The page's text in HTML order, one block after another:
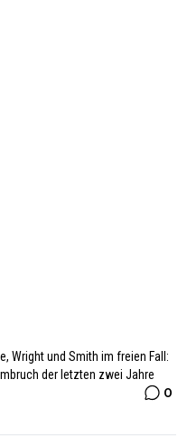
Wright und Smith im freien Fall:
der letzten zwei Jahre
0